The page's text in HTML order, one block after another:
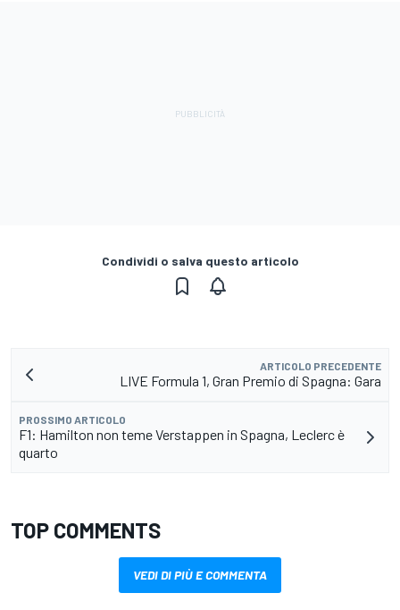
Condividi o salva questo articolo
ARTICOLO PRECEDENTE
LIVE Formula 1, Gran Premio di Spagna: Gara
PROSSIMO ARTICOLO
F1: Hamilton non teme Verstappen in Spagna, Leclerc è
quarto
TOP COMMENTS
VEDI DI PIÙ E COMMENTA